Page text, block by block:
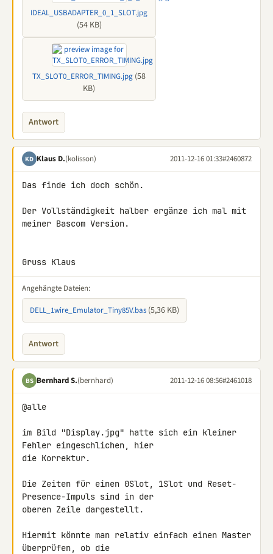
IDEAL_USBADAPTER_0_1_SLOT.jpg
(54 KB)
TX_SLOT0_ERROR_TIMING.jpg (58
KB)
Antwort
KD Klaus D.(kolisson) 2011-12-16 01:33#2460872
Das finde ich doch schön.
Der Vollständigkeit halber ergänze ich mal mit
meiner Bascom Version.
Gruss Klaus
Angehängte Dateien:
DELL_1wire_Emulator_Tiny85V.bas (5,36 KB)
Antwort
BS Bernhard S.(bernhard) 2011-12-16 08:56#2461018
@alle
im Bild "Display.jpg" hatte sich ein kleiner
Fehler eingeschlichen, hier
die Korrektur.
Die Zeiten für einen 0Slot, 1Slot und Reset-
Presence-Impuls sind in der
oberen Zeile dargestellt.
Hiermit könnte man relativ einfach einen Master
überprüfen, ob die